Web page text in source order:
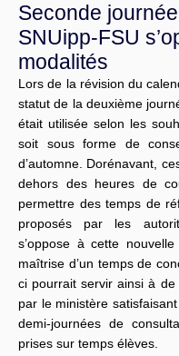
Seconde
SNUipp-FSU
modalités
Lors de la révision du
statut de la deuxième
était utilisée selon les
soit sous forme de
d’automne. Dorénavant,
dehors des heures de
permettre des temps de
proposés par les
s’oppose à cette
maîtrise d’un temps de
ci pourrait servir ainsi à
par le ministère
demi-journées de
prises sur temps élèves.